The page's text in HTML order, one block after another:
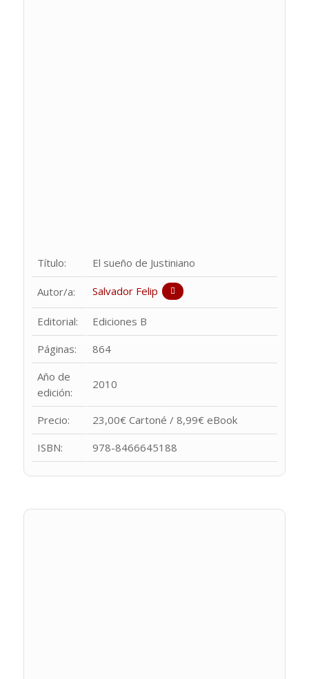
Título: El sueño de Justiniano
Autor/a: Salvador Felip
Editorial:
Ediciones B
Páginas:
864
Año de
edición:
2010
Precio:
23,00€ Cartoné / 8,99€ eBook
ISBN:
978-8466645188